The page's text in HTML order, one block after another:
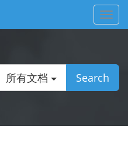
所有文档 Search